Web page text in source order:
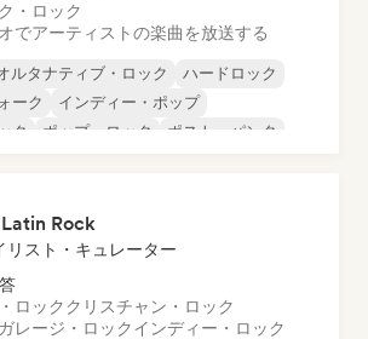
・ロック
でアーティストの楽曲を放送する
ルタナティブ・ロック
ハードロック
ーク
インディー・ポップ
ク
ポップ・ロック ポスト・パンク
Rock
リスト・キュレーター
ロッククリスチャン・ロック
ガレージ・ロックインディー・ロック